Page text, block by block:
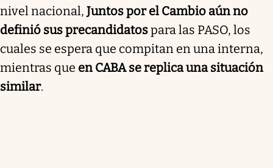
nivel nacional, Juntos por el Cambio aún no
definió sus precandidatospara las PASO, los
cuales se espera que compitan en una interna,
mientras que en CABA se replica una situación
similar.